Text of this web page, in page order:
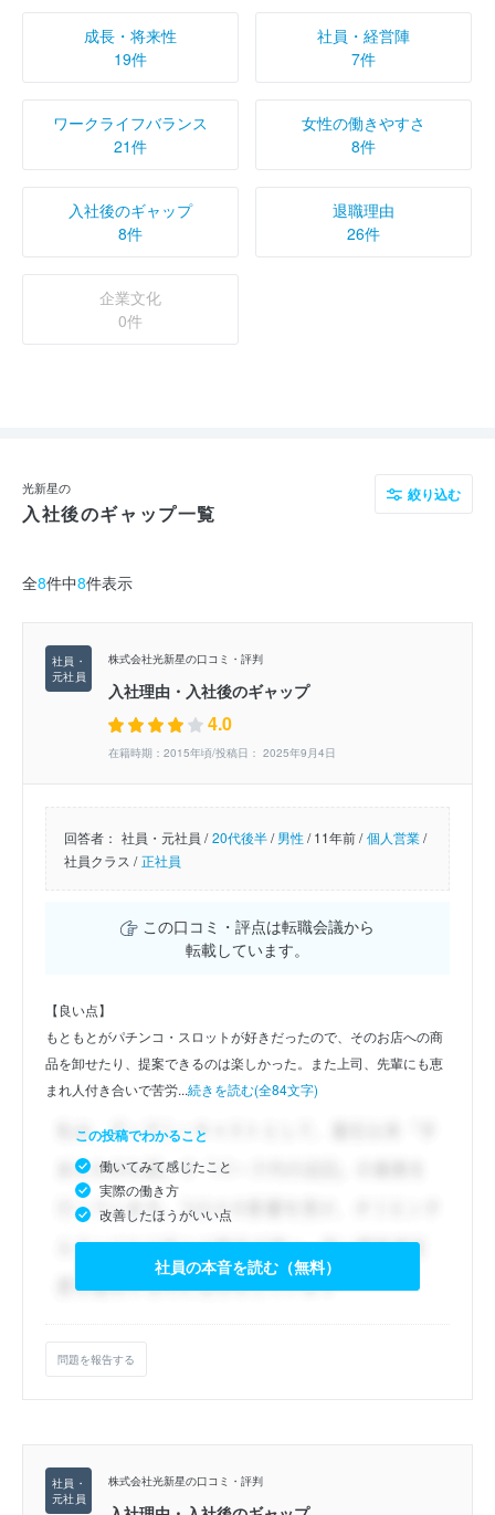
成長・将来性
19件
社員・経営陣
7件
ワークライフバランス
21件
女性の働きやすさ
8件
入社後のギャップ
8件
退職理由
26件
企業文化
0件
光新星の
入社後のギャップ一覧
絞り込む
全8件中8件表示
株式会社光新星の口コミ・評判
入社理由・入社後のギャップ
4.0
在籍時期：2015年頃/投稿日： 2025年9月4日
回答者： 社員・元社員 / 20代後半/男性/11年前 / 個人営業/
社員クラス / 正社員
この口コミ・評点は転職会議から
転載しています。
【良い点】
もともとがパチンコ・スロットが好きだったので、そのお店への商
品を卸せたり、提案できるのは楽しかった。また上司、先輩にも恵
まれ人付き合いで苦労...続きを読む(全84文字)
この投稿でわかること
働いてみて感じたこと
実際の働き方
改善したほうがいい点
社員の本音を読む（無料）
問題を報告する
株式会社光新星の口コミ・評判